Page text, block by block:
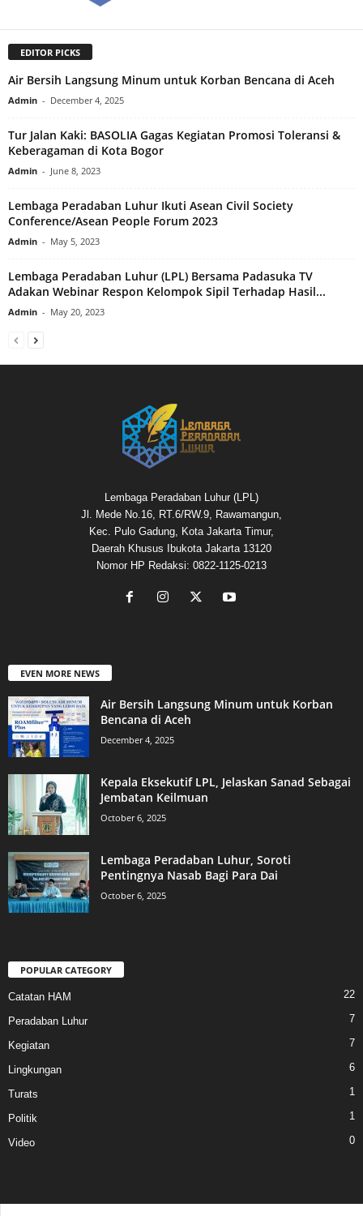
EDITOR PICKS
Air Bersih Langsung Minum untuk Korban Bencana di Aceh
Admin - December 4, 2025
Tur Jalan Kaki: BASOLIA Gagas Kegiatan Promosi Toleransi &
Keberagaman di Kota Bogor
Admin - June 8, 2023
Lembaga Peradaban Luhur Ikuti Asean Civil Society
Conference/Asean People Forum 2023
Admin - May 5, 2023
Lembaga Peradaban Luhur (LPL) Bersama Padasuka TV
Adakan Webinar Respon Kelompok Sipil Terhadap Hasil...
Admin - May 20, 2023
Lembaga Peradaban Luhur (LPL)
Jl. Mede No.16, RT.6/RW.9, Rawamangun,
Kec. Pulo Gadung, Kota Jakarta Timur,
Daerah Khusus Ibukota Jakarta 13120
Nomor HP Redaksi: 0822-1125-0213
EVEN MORE NEWS
Air Bersih Langsung Minum untuk Korban
Bencana di Aceh
December 4, 2025
Kepala Eksekutif LPL, Jelaskan Sanad Sebagai
Jembatan Keilmuan
October 6, 2025
Lembaga Peradaban Luhur, Soroti
Pentingnya Nasab Bagi Para Dai
October 6, 2025
POPULAR CATEGORY
Catatan HAM 22
Peradaban Luhur 7
Kegiatan 7
Lingkungan 6
Turats 1
Politik 1
Video 0